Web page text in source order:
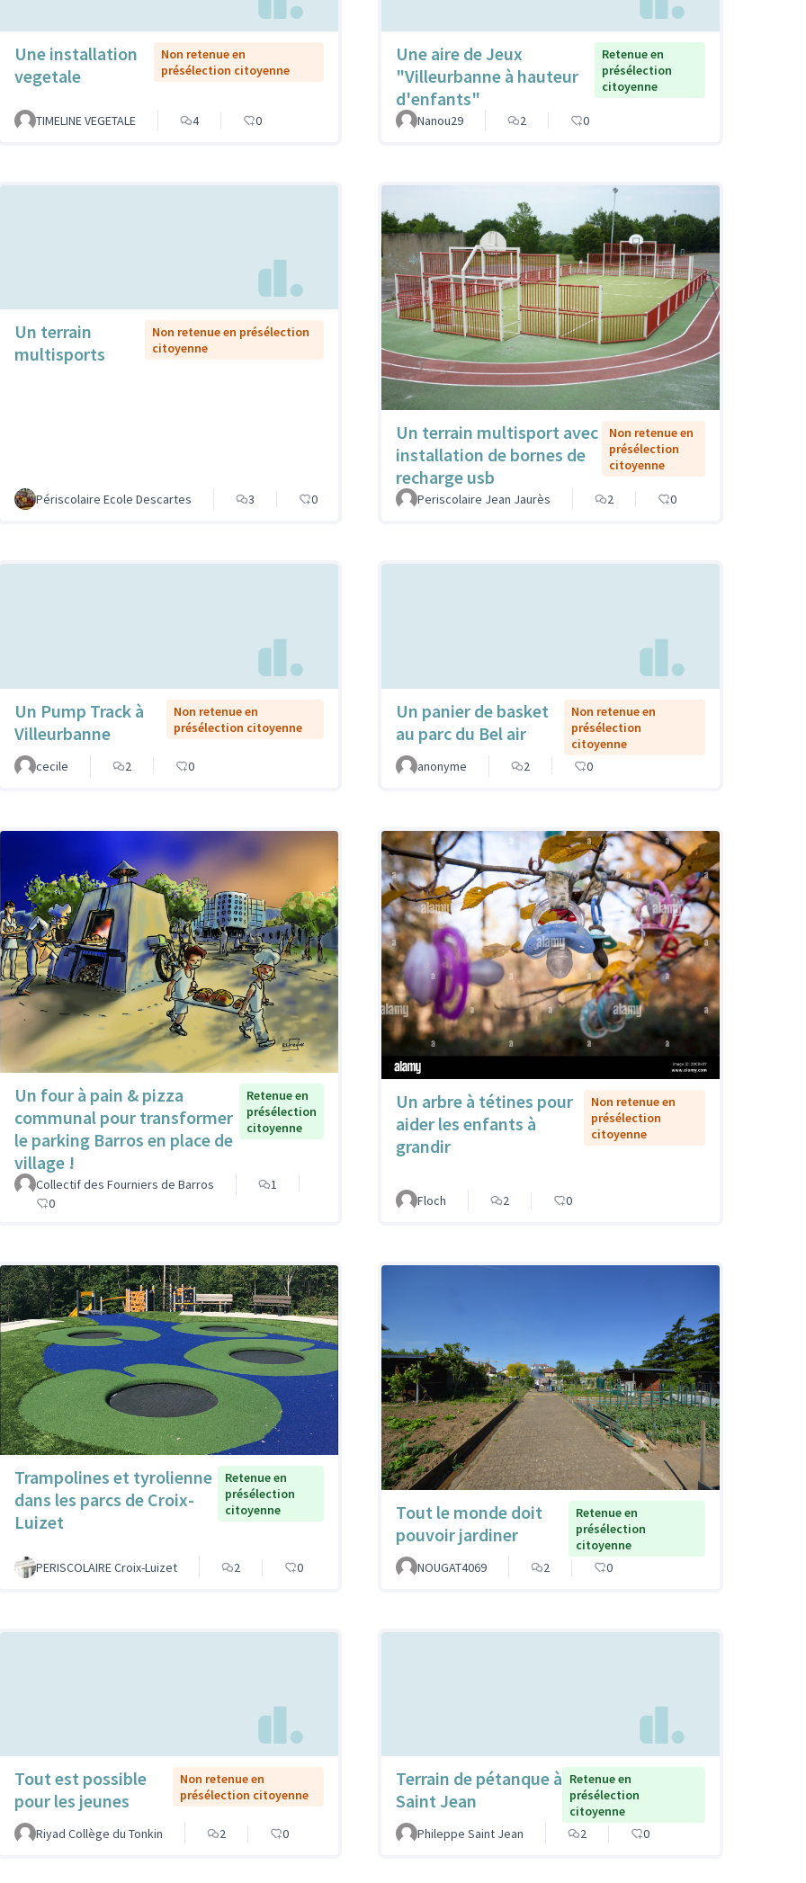
Une installation
vegetale
Non retenue en
présélection citoyenne
TIMELINE VEGETALE 4 0
Une aire de Jeux
"Villeurbanne à hauteur
d'enfants"
Retenue en
présélection
citoyenne
Nanou29 2 0
Un terrain
multisports
Non retenue en présélection
citoyenne
Périscolaire Ecole Descartes 3 0
Un terrain multisport avec
installation de bornes de
recharge usb
Non retenue en
présélection
citoyenne
Periscolaire Jean Jaurès 2 0
Un Pump Track à
Villeurbanne
Non retenue en
présélection citoyenne
cecile 2 0
Un panier de basket
au parc du Bel air
Non retenue en
présélection
citoyenne
anonyme
2 0
Un four à pain & pizza
communal pour transformer
le parking Barros en place de
village !
Retenue en
présélection
citoyenne
Collectif des Fourniers de Barros
1
0
Un arbre à tétines pour
aider les enfants à
grandir
Non retenue en
présélection
citoyenne
Floch 2 0
Trampolines et tyrolienne
dans les parcs de Croix-
Luizet
Retenue en
présélection
citoyenne
PERISCOLAIRE Croix-Luizet 2 0
Tout le monde doit
pouvoir jardiner
Retenue en
présélection
citoyenne
NOUGAT4069
2 0
Tout est possible
pour les jeunes
Non retenue en
présélection citoyenne
Riyad Collège du Tonkin 2 0
Terrain de pétanque à
Saint Jean
Retenue en
présélection
citoyenne
Phileppe Saint Jean
2 0